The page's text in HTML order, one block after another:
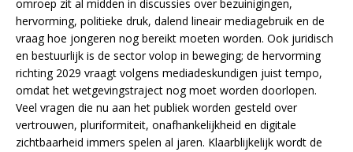
omroep zit al midden in discussies over bezuinigingen,
hervorming, politieke druk, dalend lineair mediagebruik en de
vraag hoe jongeren nog bereikt moeten worden. Ook juridisch
en bestuurlijk is de sector volop in beweging; de hervorming
richting 2029 vraagt volgens mediadeskundigen juist tempo,
omdat het wetgevingstraject nog moet worden doorlopen.
Veel vragen die nu aan het publiek worden gesteld over
vertrouwen, pluriformiteit, onafhankelijkheid en digitale
zichtbaarheid immers spelen al jaren. Klaarblijkelijk wordt de